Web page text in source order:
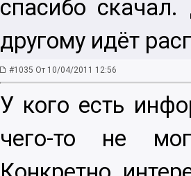
спасибо
другому идёт
#1035 От 10/04/2011 12:56
У кого есть
чего-то не